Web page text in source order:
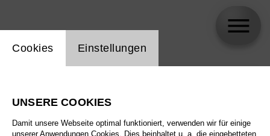
Alle Sparten
Einstellung Website Cookie
Cookies Einstellungen
UNSERE COOKIES
Damit unsere Webseite optimal funktioniert, verwenden wir für einige
unserer Anwendungen Cookies. Dies beinhaltet u. a. die eingebetteten